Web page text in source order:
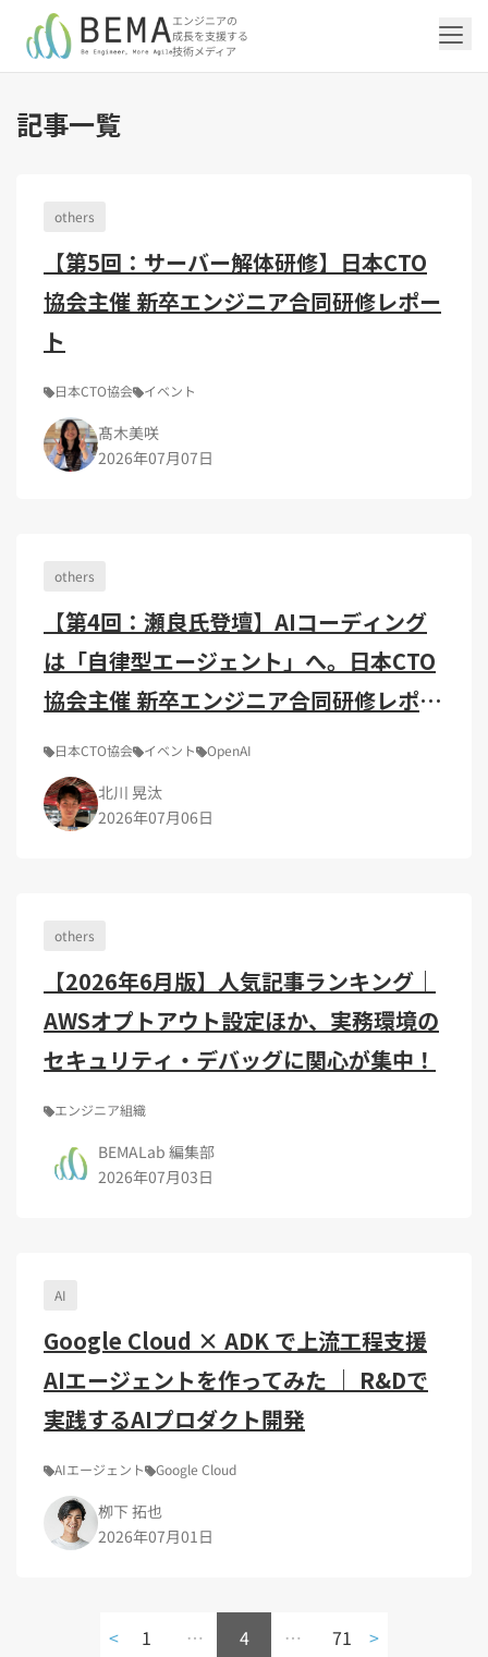
エンジニアの
成長を支援する
技術メディア
「アジャイル開発/スクラム」の記事一覧を
「アジャイル開発/スクラム」のタグ一覧
スクラムマスター（19）
アジャイル（15）
「DevOps/クラウド」の記事一覧を見る
AWS（20）
CI/CD（9）
Terraform（6）
インフラストラクチャ（5）
Docker（4）
Ansible（2）
Google Cloud（1）
DevSecOps（1）
Platform Engineering（1）
さくらのクラウド（1）
「AI」の記事一覧を見る
生成AI（13）
AIエージェント（4）
NotebookLM（3）
Gemini（3）
「バックエンド」の記事一覧を見る
Oracle APEX（5）
Python（4）
API（2）
Ruby（2）
SQL（1）
アクセス制御（1）
「Flutter/モバイル」の記事一覧を見る
Flutter（38）
Dart（6）
Swift（2）
アプリ開発（1）
「Jamstack/フロントエンド」の記事一覧
「Jamstack/フロントエンド」のタグ一覧
Jamstack（10）
Astro（10）
SSG（9）
Puppeteer（1）
React（1）
「others」の記事一覧を見る
エンジニア組織（48）
イベント（42）
アドベントカレンダー2024（25）
トラブルシューティング（12）
キャリア（8）
マネジメント（6）
DX推進（5）
オープンイノベーション（4）
記事一覧
others
【第5回：サーバー解体研修】日本CTO
協会主催 新卒エンジニア合同研修レポー
ト
日本CTO協会 イベント
髙木美咲
2026年07月07日
others
【第4回：瀬良氏登壇】AIコーディング
は「自律型エージェント」へ。日本CTO
協会主催 新卒エンジニア合同研修レポー
ト日本CTO協会 イベント OpenAI
北川 晃汰
2026年07月06日
others
【2026年6月版】人気記事ランキング｜
AWSオプトアウト設定ほか、実務環境の
セキュリティ・デバッグに関心が集中！
エンジニア組織
BEMALab 編集部
2026年07月03日
AI
Google Cloud × ADK で上流工程支援
AIエージェントを作ってみた ｜ R&Dで
実践するAIプロダクト開発
AIエージェント Google Cloud
栁下 拓也
2026年07月01日
< 1 … 4 … 71 >